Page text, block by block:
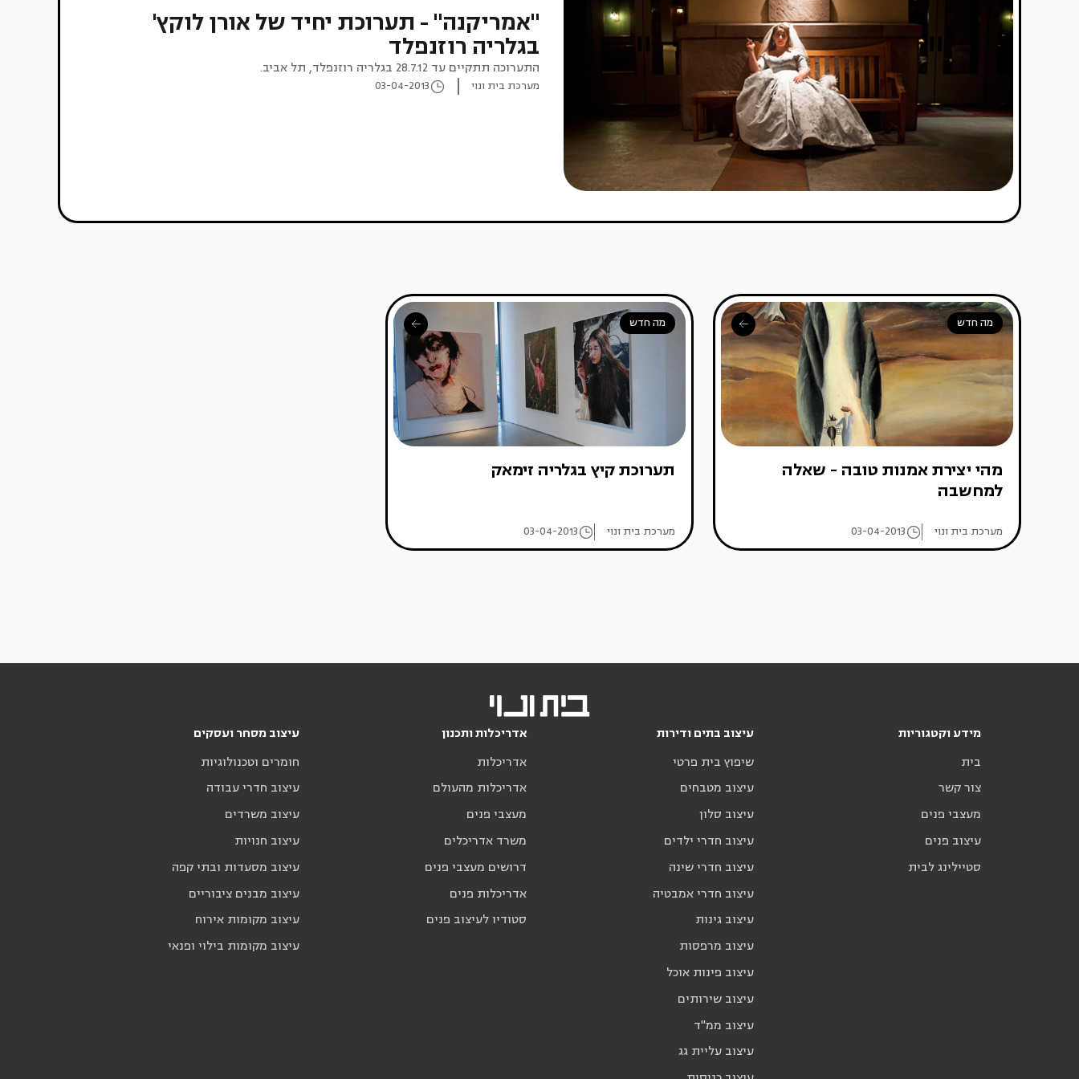
"אמריקנה" - תערוכת יחיד של אורן לוקץ'
בגלריה רוזנפלד
התערוכה תתקיים עד 28.7.12 בגלריה רוזנפלד, תל אביב.
מערכת בית ונוי 03-04-2013
מה חדש
מהי יצירת אמנות טובה - שאלה
למחשבה
מערכת בית ונוי 03-04-2013
מה חדש
תערוכת קיץ בגלריה זימאק
מערכת בית ונוי 03-04-2013
מידע וקטגוריות
בית
צור קשר
מעצבי פנים
עיצוב פנים
סטיילינג לבית
עיצוב בתים ודירות
שיפוץ בית פרטי
עיצוב מטבחים
עיצוב סלון
עיצוב חדרי ילדים
עיצוב חדרי שינה
עיצוב חדרי אמבטיה
עיצוב גינות
עיצוב מרפסות
עיצוב פינות אוכל
עיצוב שירותים
עיצוב ממ"ד
עיצוב עליית גג
אדריכלות ותכנון
אדריכלות
אדריכלות מהעולם
מעצבי פנים
משרד אדריכלים
דרושים מעצבי פנים
אדריכלות פנים
סטודיו לעיצוב פנים
עיצוב מסחר ועסקים
חומרים וטכנולוגיות
עיצוב חדרי עבודה
עיצוב משרדים
עיצוב חנויות
עיצוב מסעדות ובתי קפה
עיצוב מבנים ציבוריים
עיצוב מקומות אירוח
עיצוב מקומות בילוי ופנאי